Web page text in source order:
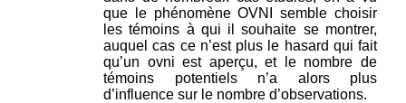
que le phénomène OVNI semble choisir
les témoins à qui il souhaite se montrer,
auquel cas ce n’est plus le hasard qui fait
qu’un ovni est aperçu, et le nombre de
témoins potentiels n’a alors plus
d’influence sur le nombre d’observations.